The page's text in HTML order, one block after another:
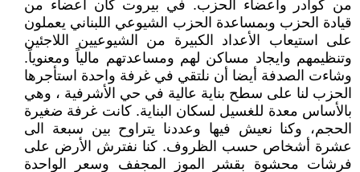
من كوادر وأعضاء الحزب. في بيروت كان أعضاء من
قيادة الحزب وبمساعدة الحزب الشيوعي اللبناني يعملون
على استيعاب الأعداد الكبيرة من الشيوعيين اللاجئين
وتنظيمهم وايجاد مساكن لهم ومساعدتهم مالياً ومعنوياً.
وشاءت الصدفة أيضا أن نلتقي في غرفة واحدة استأجرها
الحزب لنا على سطح بناية عالية في حي الأشرفية ، وهي
بالأساس معدة للغسيل لسكان البناية. كانت غرفة ضغيرة
الحجم، وكنا نعيش فيها وعددنا يتراوح بين سبعة الى
عشرة أشخاص حسب الظروف. كنا نفترش الأرض على
فرشات محشوة بقشر الموز المجفف وسعر الواحدة